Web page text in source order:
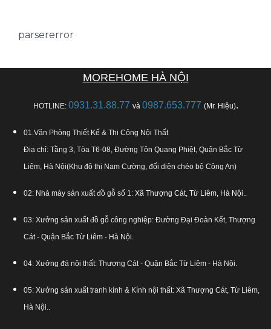
parsererror
MOREHOME HÀ NỘI
HOTLINE: 0931.31.88.77 và 0987.653.777 (Mr. Hiệu).
01.Văn Phòng Thiết Kế & Thi Công Nội Thất
Điạ chỉ: Tầng 3, Tòa T6-08, Đường Tôn Quang Phiệt, Quận Bắc Từ
Liêm, Hà Nội(Khu đô thị Nam Cường, đối diện chéo bộ Công An)
02: Nhà máy sản xuất đồ gỗ số 1: Xã Thượng Cát, Từ Liêm, Hà Nội..
03: Xưởng sản xuất đồ gỗ công nghiệp: Đường Đại Đoàn Kết, Thượng
Cát - Quận Bắc Từ Liêm - Hà Nội.
04: Xưởng đá nội thất: Thượng Cát - Quận Bắc Từ Liêm - Hà Nội.
05: Xưởng sản xuất tranh kính & Kính nội thất: Xã Thượng Cát, Từ Liêm,
Hà Nội..